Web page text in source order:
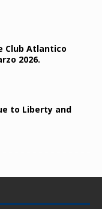
Club Atlantico
2026.
to Liberty and